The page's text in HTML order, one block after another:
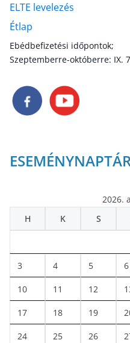
ELTE levelezés
Étlap
Ebédbefizetési időpontok;
Szeptemberre-októberre: IX.
2026.
H
K S
3 4 5 6
10 11 12
17 18 19
24 25 26